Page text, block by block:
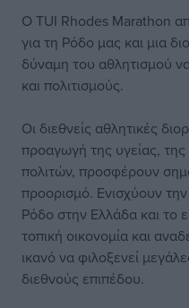
Ο TUI Rhodes Marathon
για τη Ρόδο μας και μια
δύναμη του αθλητισμού
και πολιτισμούς.
Οι διεθνείς αθλητικές
προαγωγή της υγείας,
πολιτών, προσφέρουν
προορισμό. Ενισχύουν
Ρόδο στην Ελλάδα και το
τοπική οικονομία και
ικανό να φιλοξενεί
διεθνούς επιπέδου.